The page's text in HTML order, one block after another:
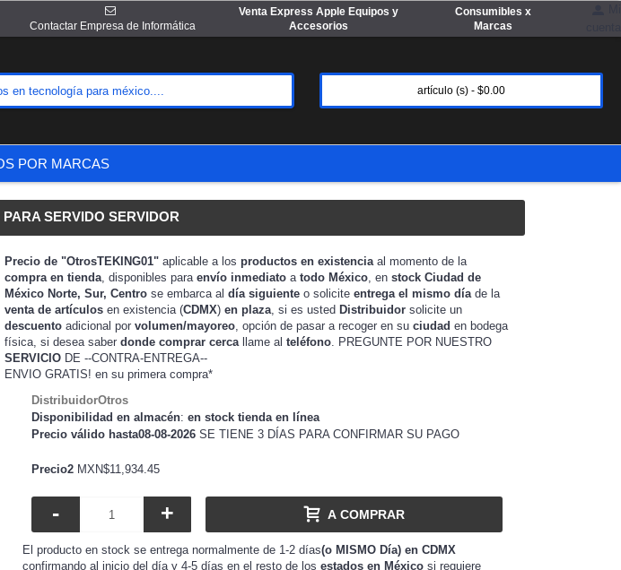
Contactar Empresa de Informática
Venta Express Apple Equipos y
Accesorios
Consumibles x
Marcas
artículo (s) - $0.00
POR MARCAS
SERVIDO SERVIDOR
Precio de "OtrosTEKING01" aplicable a los productos en existenciaal momento de la
compra en tienda, disponibles para envío inmediato a todo México, en stock Ciudad de
México Norte, Sur, Centro se embarca al día siguiente o solicite entrega el mismo díade la
venta de artículos en existencia (CDMX) en plaza, si es usted Distribuidor solicite un
descuento adicional por volumen/mayoreo, opción de pasar a recoger en su ciudad en bodega
física, si desea saber donde comprar cercallame al teléfono. PREGUNTE POR NUESTRO
SERVICIO DE --CONTRA-ENTREGA--
ENVIO GRATIS! en su primera compra*
DistribuidorOtros
Disponibilidad en almacén: en stock tienda en línea
Precio válido hasta08-08-2026 SE TIENE 3 DÍAS PARA CONFIRMAR SU PAGO
Precio2 MXN$11,934.45
- + A COMPRAR
El producto en stock se entrega normalmente de 1-2 días(o MISMO Día) en CDMX
confirmando al inicio del día y 4-5 días en el resto de los estados en México si requiere